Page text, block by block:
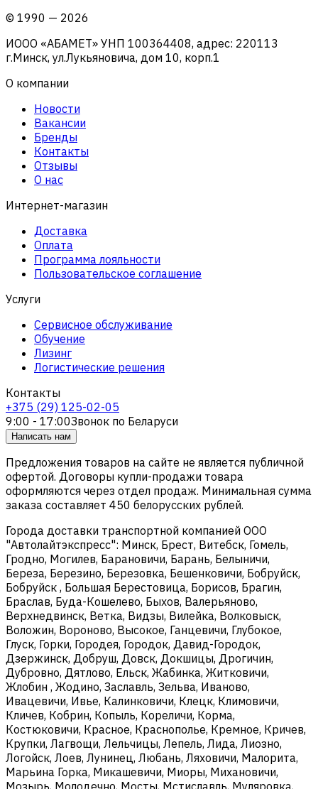
© 1990 — 2026
ИООО «АБАМЕТ» УНП 100364408, адрес: 220113
г.Минск, ул.Лукьяновича, дом 10, корп.1
О компании
Новости
Вакансии
Бренды
Контакты
Отзывы
О нас
Интернет-магазин
Доставка
Оплата
Программа лояльности
Пользовательское соглашение
Услуги
Сервисное обслуживание
Обучение
Лизинг
Логистические решения
Контакты
+375 (29) 125-02-05
9:00 - 17:00Звонок по Беларуси
Написать нам
Предложения товаров на сайте не является публичной
офертой. Договоры купли-продажи товара
оформляются через отдел продаж. Минимальная сумма
заказа составляет 450 белорусских рублей.
Города доставки транспортной компанией ООО
"Автолайтэкспресс": Минск, Брест, Витебск, Гомель,
Гродно, Могилев, Барановичи, Барань, Белыничи,
Береза, Березино, Березовка, Бешенковичи, Бобруйск,
Бобруйск , Большая Берестовица, Борисов, Брагин,
Браслав, Буда-Кошелево, Быхов, Валерьяново,
Верхнедвинск, Ветка, Видзы, Вилейка, Волковыск,
Воложин, Вороново, Высокое, Ганцевичи, Глубокое,
Глуск, Горки, Городея, Городок, Давид-Городок,
Дзержинск, Добруш, Довск, Докшицы, Дрогичин,
Дубровно, Дятлово, Ельск, Жабинка, Житковичи,
Жлобин , Жодино, Заславль, Зельва, Иваново,
Ивацевичи, Ивье, Калинковичи, Клецк, Климовичи,
Кличев, Кобрин, Копыль, Кореличи, Корма,
Костюковичи, Красное, Краснополье, Кремное, Кричев,
Крупки, Лагвощи, Лельчицы, Лепель, Лида, Лиозно,
Логойск, Лоев, Лунинец, Любань, Ляховичи, Малорита,
Марьина Горка, Микашевичи, Миоры, Михановичи,
Мозырь, Молодечно, Мосты, Мстиславль, Муляровка,